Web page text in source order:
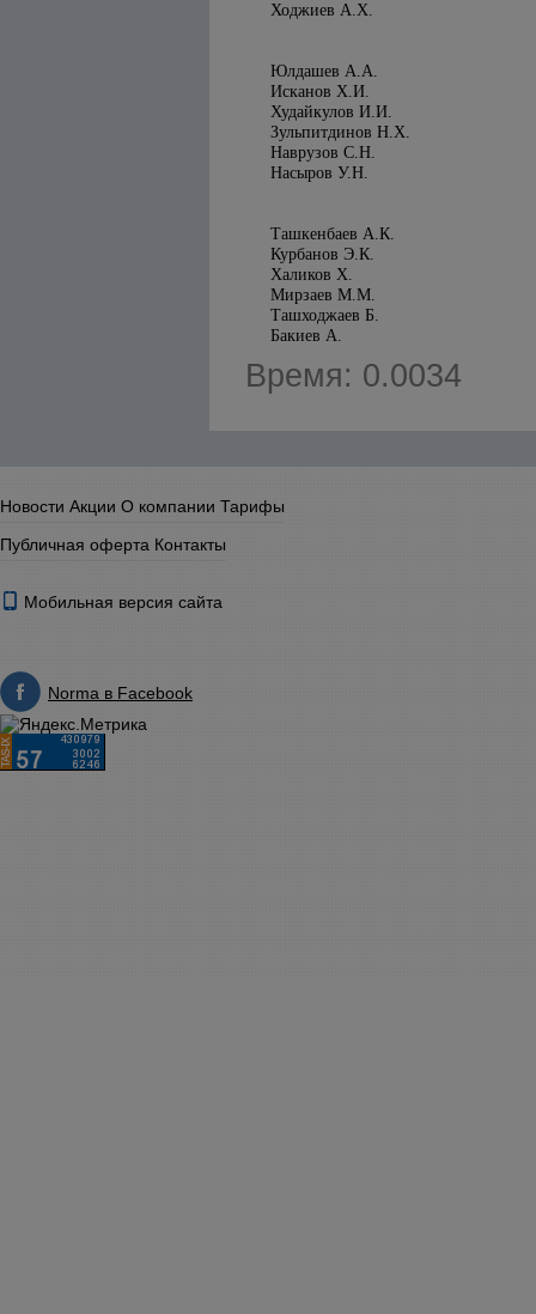
Ходжиев А.Х.
Юлдашев А.А.
Исканов Х.И.
Худайкулов И.И.
Зульпитдинов Н.Х.
Наврузов С.Н.
Насыров У.Н.
Ташкенбаев А.К.
Курбанов Э.К.
Халиков X.
Мирзаев М.М.
Ташходжаев Б.
Бакиев А.
Время: 0.0034
Новости Акции О компании Тарифы
Публичная оферта Контакты
Мобильная версия сайта
Norma в Facebook